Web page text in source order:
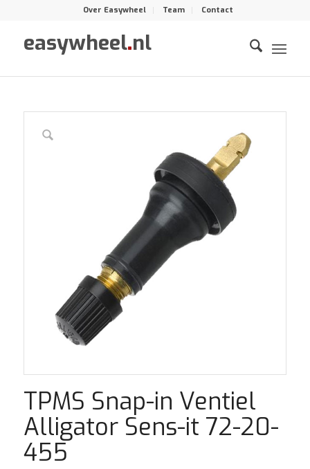
Over Easywheel Team Contact
easywheel.nl
TPMS Snap-in Ventiel
Alligator Sens-it 72-20-
455